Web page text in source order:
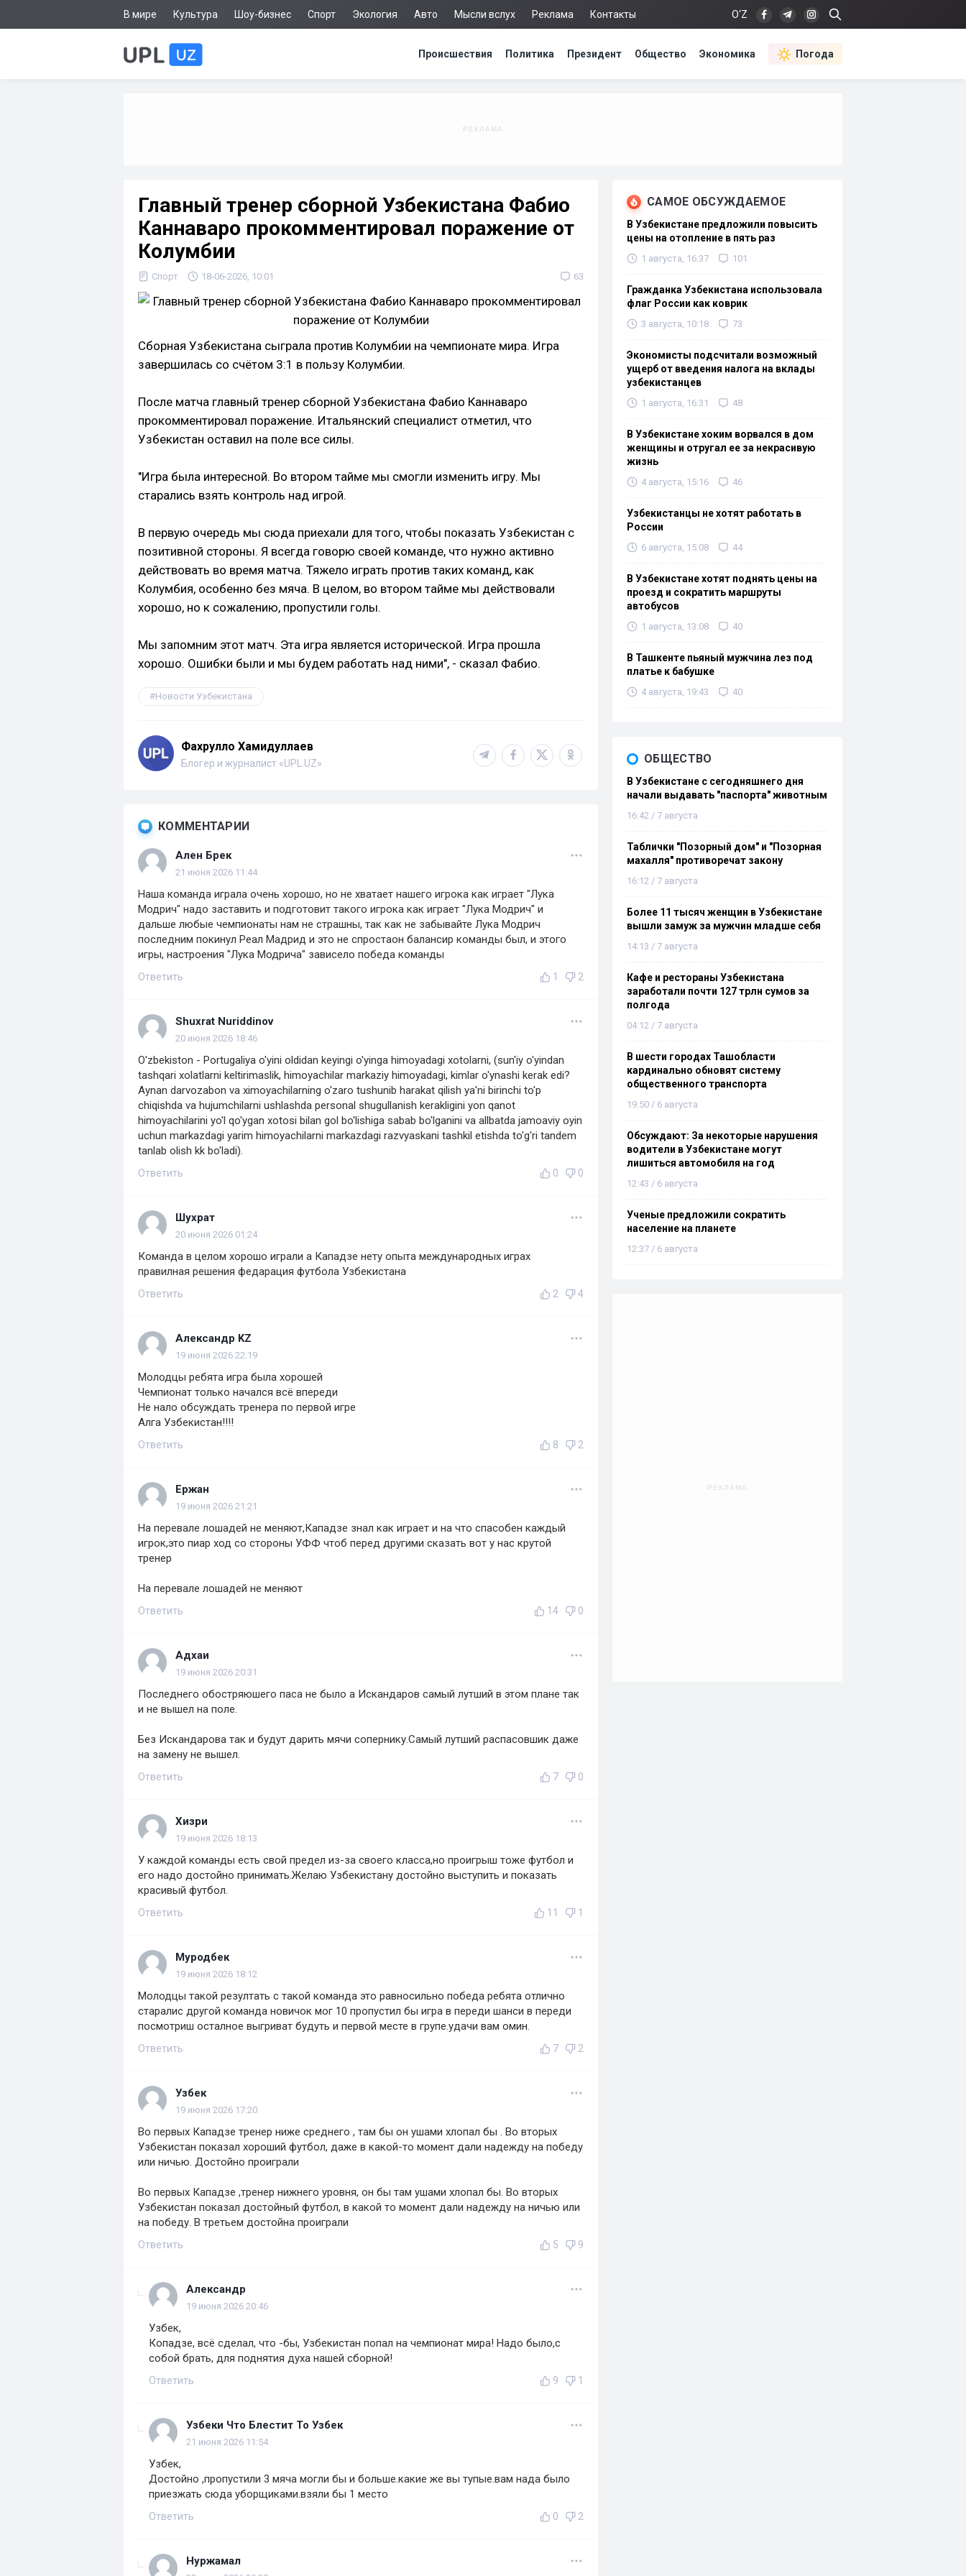
В мире Культура Шоу-бизнес Спорт Экология Авто Мысли вслух Реклама Контакты O‘Z
Происшествия Политика Президент Общество Экономика Погода
Главный тренер сборной Узбекистана Фабио
Каннаваро прокомментировал поражение от
Колумбии
Спорт 18-06-2026, 10:01 63
Сборная Узбекистана сыграла против Колумбии на чемпионате мира. Игра
завершилась со счётом 3:1 в пользу Колумбии.
После матча главный тренер сборной Узбекистана Фабио Каннаваро
прокомментировал поражение. Итальянский специалист отметил, что
Узбекистан оставил на поле все силы.
"Игра была интересной. Во втором тайме мы смогли изменить игру. Мы
старались взять контроль над игрой.
В первую очередь мы сюда приехали для того, чтобы показать Узбекистан с
позитивной стороны. Я всегда говорю своей команде, что нужно активно
действовать во время матча. Тяжело играть против таких команд, как
Колумбия, особенно без мяча. В целом, во втором тайме мы действовали
хорошо, но к сожалению, пропустили голы.
Мы запомним этот матч. Эта игра является исторической. Игра прошла
хорошо. Ошибки были и мы будем работать над ними", - сказал Фабио.
Новости Узбекистана
Фахрулло Хамидуллаев
Блогер и журналист «UPL.UZ»
КОММЕНТАРИИ
Ален Брек
21 июня 2026 11:44
Наша команда играла очень хорошо, но не хватает нашего игрока как играет "Лука
Модрич" надо заставить и подготовит такого игрока как играет "Лука Модрич" и
дальше любые чемпионаты нам не страшны, так как не забывайте Лука Модрич
последним покинул Реал Мадрид и это не спростаон балансир команды был, и этого
игры, настроения "Лука Модрича" зависело победа команды
Ответить 1 2
Shuxrat Nuriddinov
20 июня 2026 18:46
O'zbekiston - Portugaliya o'yini oldidan keyingi o'yinga himoyadagi xotolarni, (sun'iy o'yindan
tashqari xolatlarni keltirimaslik, himoyachilar markaziy himoyadagi, kimlar o'ynashi kerak edi?
Aynan darvozabon va ximoyachilarning o'zaro tushunib harakat qilish ya'ni birinchi to'p
chiqishda va hujumchilarni ushlashda personal shugullanish kerakligini yon qanot
himoyachilarini yo'l qo'ygan xotosi bilan gol bo'lishiga sabab bo'lganini va allbatda jamoaviy oyin
uchun markazdagi yarim himoyachilarni markazdagi razvyaskani tashkil etishda to'g'ri tandem
tanlab olish kk bo'ladi).
Ответить 0 0
Шухрат
20 июня 2026 01:24
Команда в целом хорошо играли а Кападзе нету опыта международных играх
правилная решения федарация футбола Узбекистана
Ответить 2 4
Александр KZ
19 июня 2026 22:19
Молодцы ребята игра была хорошей
Чемпионат только начался всё впереди
Не нало обсуждать тренера по первой игре
Алга Узбекистан!!!!
Ответить 8 2
Ержан
19 июня 2026 21:21
На перевале лошадей не меняют,Кападзе знал как играет и на что спасобен каждый
игрок,это пиар ход со стороны УФФ чтоб перед другими сказать вот у нас крутой
тренер
На перевале лошадей не меняют
Ответить 14 0
Адхаи
19 июня 2026 20:31
Последнего обостряюшего паса не было а Искандаров самый лутший в этом плане так
и не вышел на поле.
Без Искандарова так и будут дарить мячи сопернику.Самый лутший распасовшик даже
на замену не вышел.
Ответить 7 0
Хизри
19 июня 2026 18:13
У каждой команды есть свой предел из-за своего класса,но проигрыш тоже футбол и
его надо достойно принимать.Желаю Узбекистану достойно выступить и показать
красивый футбол.
Ответить 11 1
Муродбек
19 июня 2026 18:12
Молодцы такой резултать с такой команда это равносильно победа ребята отлично
старалис другой команда новичок мог 10 пропустил бы игра в переди шанси в переди
посмотриш осталное выгриват будуть и первой месте в групе.удачи вам омин.
Ответить 7 2
Узбек
19 июня 2026 17:20
Во первых Кападзе тренер ниже среднего , там бы он ушами хлопал бы . Во вторых
Узбекистан показал хороший футбол, даже в какой-то момент дали надежду на победу
или ничью. Достойно проиграли
Во первых Кападзе ,тренер нижнего уровня, он бы там ушами хлопал бы. Во вторых
Узбекистан показал достойный футбол, в какой то момент дали надежду на ничью или
на победу. В третьем достойна проиграли
Ответить 5 9
Александр
19 июня 2026 20:46
Узбек,
Копадзе, всё сделал, что -бы, Узбекистан попал на чемпионат мира! Надо было,с
собой брать, для поднятия духа нашей сборной!
Ответить 9 1
Узбеки Что Блестит То Узбек
21 июня 2026 11:54
Узбек,
Достойно ,пропустили 3 мяча могли бы и больше.какие же вы тупые.вам нада было
приезжать сюда уборщиками.взяли бы 1 место
Ответить 0 2
Нуржамал
САМОЕ ОБСУЖДАЕМОЕ
В Узбекистане предложили повысить
цены на отопление в пять раз
1 августа, 16:37 101
Гражданка Узбекистана использовала
флаг России как коврик
3 августа, 10:18 73
Экономисты подсчитали возможный
ущерб от введения налога на вклады
узбекистанцев
1 августа, 16:31 48
В Узбекистане хоким ворвался в дом
женщины и отругал ее за некрасивую
жизнь
4 августа, 15:16 46
Узбекистанцы не хотят работать в
России
6 августа, 15:08 44
В Узбекистане хотят поднять цены на
проезд и сократить маршруты
автобусов
1 августа, 13:08 40
В Ташкенте пьяный мужчина лез под
платье к бабушке
4 августа, 19:43 40
ОБЩЕСТВО
В Узбекистане с сегодняшнего дня
начали выдавать "паспорта" животным
16:42 / 7 августа
Таблички "Позорный дом" и "Позорная
махалля" противоречат закону
16:12 / 7 августа
Более 11 тысяч женщин в Узбекистане
вышли замуж за мужчин младше себя
14:13 / 7 августа
Кафе и рестораны Узбекистана
заработали почти 127 трлн сумов за
полгода
04:12 / 7 августа
В шести городах Ташобласти
кардинально обновят систему
общественного транспорта
19:50 / 6 августа
Обсуждают: За некоторые нарушения
водители в Узбекистане могут
лишиться автомобиля на год
12:43 / 6 августа
Ученые предложили сократить
население на планете
12:37 / 6 августа